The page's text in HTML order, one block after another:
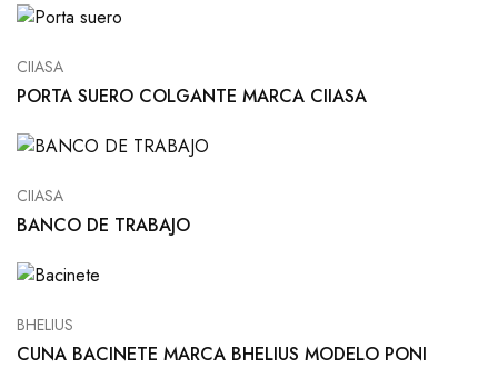
CIIASA
PORTA SUERO COLGANTE MARCA CIIASA
CIIASA
BANCO DE TRABAJO
BHELIUS
CUNA BACINETE MARCA BHELIUS MODELO PONI